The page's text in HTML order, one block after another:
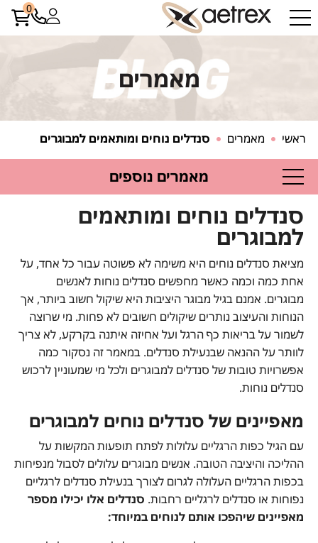
0
מאמרים
ראשי מאמרים סנדלים נוחים ומותאמים למבוגרים
מאמרים נוספים
סנדלים נוחים ומותאמים
למבוגרים
מציאת סנדלים נוחים היא משימה לא פשוטה עבור כל אחד, על
אחת כמה וכמה כאשר מחפשים סנדלים נוחות לאנשים
מבוגרים. אמנם בגיל מבוגר היציבות היא שיקול חשוב ביותר, אך
הנוחות והעיצוב נותרים שיקולים חשובים לא פחות. מי שרוצה
לשמור על בריאות כף הרגל ועל אחיזה איתנה בקרקע, לא צריך
לוותר על ההנאה שבנעילת סנדלים. במאמר זה נסקור כמה
אפשרויות טובות של סנדלים למבוגרים ולכל מי שמעוניין לרכוש
סנדלים נוחות.
מאפיינים של סנדלים נוחים למבוגרים
עם הגיל כפות הרגליים עלולות לפתח תופעות המקשות על
ההליכה והיציבה הטובה. אנשים מבוגרים עלולים לסבול מנפיחות
בכפות הרגליים העלולה לגרום לצורך בנעילת סנדלים לרגליים
נפוחות או סנדלים לרגליים רחבות. סנדלים אלו יכילו מספר
מאפיינים שיהפכו אותם לנוחים במיוחד: